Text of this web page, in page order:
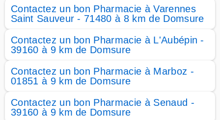
Contactez un bon Pharmacie à Varennes
Saint Sauveur - 71480 à 8 km de Domsure
Contactez un bon Pharmacie à L'Aubépin -
39160 à 9 km de Domsure
Contactez un bon Pharmacie à Marboz -
01851 à 9 km de Domsure
Contactez un bon Pharmacie à Senaud -
39160 à 9 km de Domsure